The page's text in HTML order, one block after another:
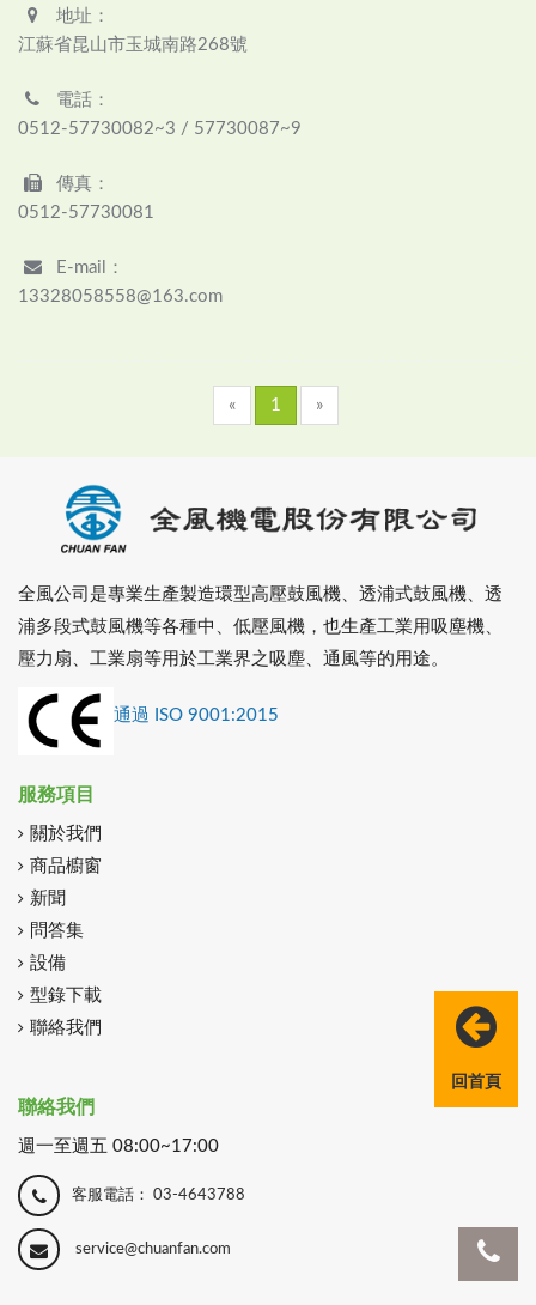
地址：
江蘇省昆山市玉城南路268號
電話：
0512-57730082~3 / 57730087~9
傳真：
0512-57730081
E-mail：
13328058558@163.com
« 1 »
回首頁
全風公司是專業生產製造環型高壓鼓風機、透浦式鼓風機、透
浦多段式鼓風機等各種中、低壓風機，也生產工業用吸塵機、
壓力扇、工業扇等用於工業界之吸塵、通風等的用途。
通過 ISO 9001:2015
服務項目
關於我們
商品櫥窗
新聞
問答集
設備
型錄下載
聯絡我們
聯絡我們
週一至週五 08:00~17:00
客服電話： 03-4643788
service@chuanfan.com